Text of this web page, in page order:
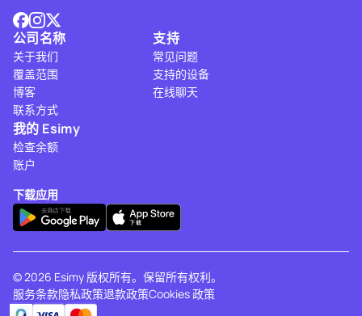
公司名称
关于我们
覆盖范围
博客
联系方式
支持
常见问题
支持的设备
在线聊天
我的 Esimy
检查余额
账户
下载应用
© 2026 Esimy 版权所有。保留所有权利。
服务条款隐私政策退款政策Cookies 政策